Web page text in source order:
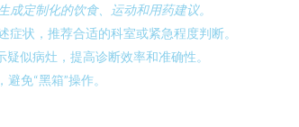
定制化的饮食、运动和用药建议。
症状，推荐合适的科室或紧急程度判断。
似病灶，提高诊断效率和准确性。
免“黑箱”操作。